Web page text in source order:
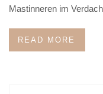
Mastinneren im
READ MORE